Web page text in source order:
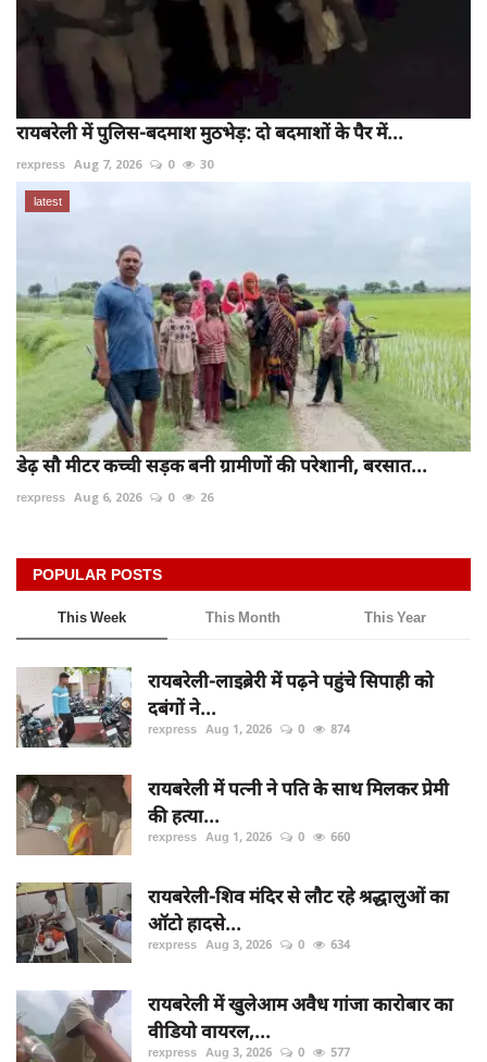
रायबरेली में पुलिस-बदमाश मुठभेड़: दो बदमाशों के पैर में...
rexpress Aug 7, 2026 0 30
latest
डेढ़ सौ मीटर कच्ची सड़क बनी ग्रामीणों की परेशानी, बरसात...
rexpress Aug 6, 2026 0 26
POPULAR POSTS
This Week This Month This Year
रायबरेली-लाइब्रेरी में पढ़ने पहुंचे सिपाही को
दबंगों ने...
rexpress Aug 1, 2026 0 874
रायबरेली में पत्नी ने पति के साथ मिलकर प्रेमी
की हत्या...
rexpress Aug 1, 2026 0 660
रायबरेली-शिव मंदिर से लौट रहे श्रद्धालुओं का
ऑटो हादसे...
rexpress Aug 3, 2026 0 634
रायबरेली में खुलेआम अवैध गांजा कारोबार का
वीडियो वायरल,...
rexpress Aug 3, 2026 0 577